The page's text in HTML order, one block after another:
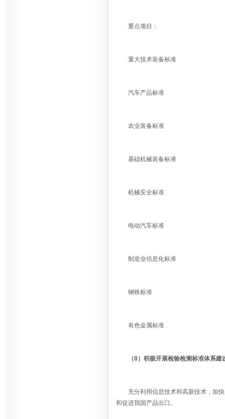
重点项目：
重大技术装备标准
汽车产品标准
农业装备标准
基础机械装备标准
机械安全标准
电动汽车标准
制造业信息化标准
钢铁标准
有色金属标准
（8）积极开展检验检测标准体系
充分利用信息技术和高新技术，加快
和促进我国产品出口。